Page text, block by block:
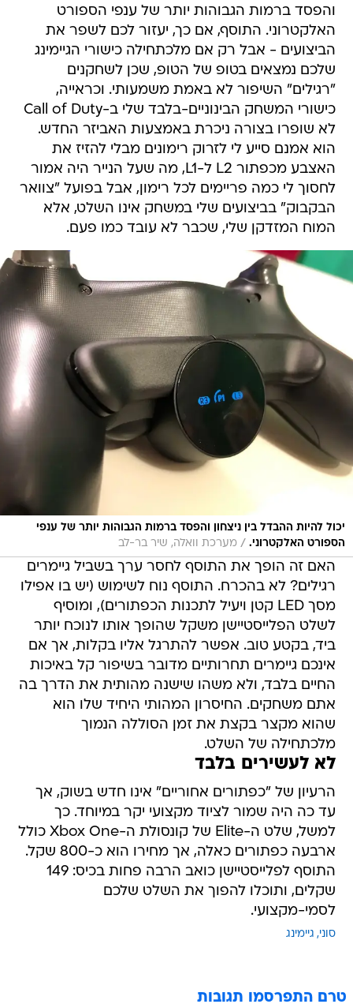
והפסד ברמות הגבוהות יותר של ענפי הספורט
האלקטרוני. התוסף, אם כך, יעזור לכם לשפר את
הביצועים - אבל רק אם מלכתחילה כישורי הגיימינג
שלכם נמצאים בטופ של הטופ, שכן לשחקנים
"רגילים" השיפור לא באמת משמעותי. וכראייה,
כישורי המשחק הבינוניים-בלבד שלי ב-Call of Duty
לא שופרו בצורה ניכרת באמצעות האביזר החדש.
הוא אמנם סייע לי לזרוק רימונים מבלי להזיז את
האצבע מכפתור L2 ל-L1, מה שעל הנייר היה אמור
לחסוך לי כמה פריימים לכל רימון, אבל בפועל "צוואר
הבקבוק" בביצועים שלי במשחק אינו השלט, אלא
המוח המזדקן שלי, שכבר לא עובד כמו פעם.
יכול להיות ההבדל בין ניצחון והפסד ברמות הגבוהות יותר של ענפי
הספורט האלקטרוני. / מערכת וואלה, שיר בר-לב
האם זה הופך את התוסף לחסר ערך בשביל גיימרים
רגילים? לא בהכרח. התוסף נוח לשימוש (יש בו אפילו
מסך LED קטן ויעיל לתכנות הכפתורים), ומוסיף
לשלט הפלייסטיישן משקל שהופך אותו לנוכח יותר
ביד, בקטע טוב. אפשר להתרגל אליו בקלות, אך אם
אינכם גיימרים תחרותיים מדובר בשיפור קל באיכות
החיים בלבד, ולא משהו שישנה מהותית את הדרך בה
אתם משחקים. החיסרון המהותי היחיד שלו הוא
שהוא מקצר בקצת את זמן הסוללה הנמוך
מלכתחילה של השלט.
לא לעשירים בלבד
הרעיון של "כפתורים אחוריים" אינו חדש בשוק, אך
עד כה היה שמור לציוד מקצועי יקר במיוחד. כך
למשל, שלט ה-Elite של קונסולת ה-Xbox One כולל
ארבעה כפתורים כאלה, אך מחירו הוא כ-800 שקל.
התוסף לפלייסטיישן כואב הרבה פחות בכיס: 149
שקלים, ותוכלו להפוך את השלט שלכם
לסמי-מקצועי.
סוני גיימינג
טרם התפרסמו תגובות